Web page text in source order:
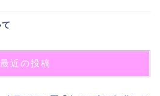
最近の投稿